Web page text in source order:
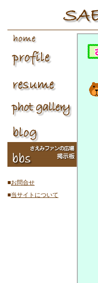
■お問合せ
■当サイトについて